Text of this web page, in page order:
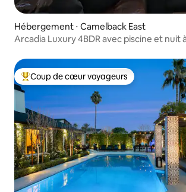
Hébergement ⋅ Camelback East
Arcadia Luxury 4BDR avec piscine et nuit
Coups de cœur voyageurs les plus
Coup de cœur voyageurs